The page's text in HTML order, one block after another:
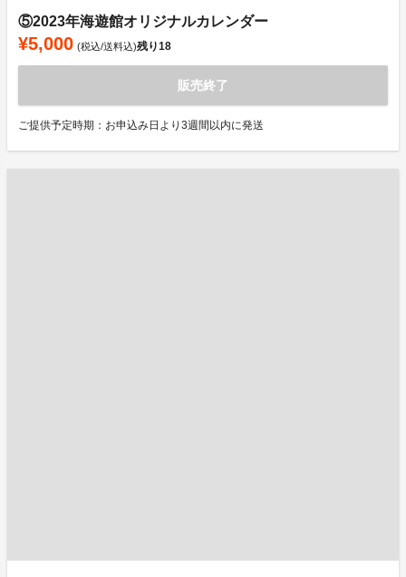
⑤2023年海遊館オリジナルカレンダー
¥5,000 (税込/送料込)残り18
販売終了
ご提供予定時期：お申込み日より3週間以内に発送